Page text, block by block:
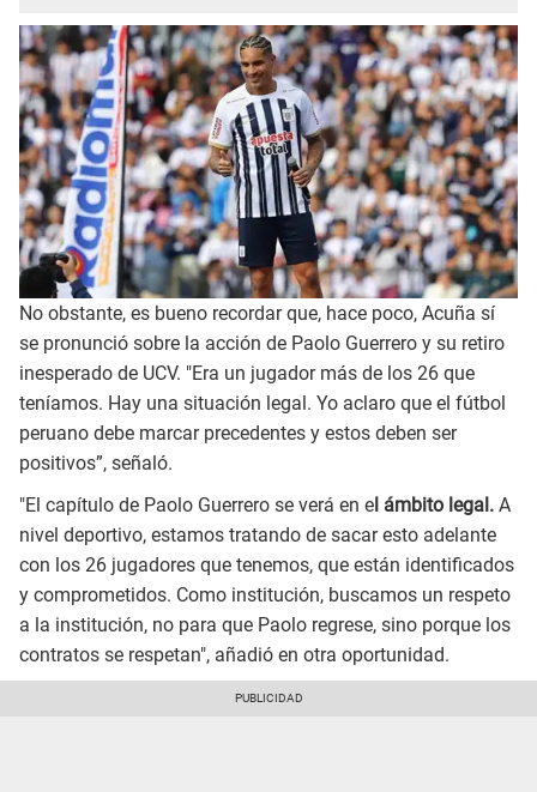
No obstante, es bueno recordar que, hace poco, Acuña sí
se pronunció sobre la acción de Paolo Guerrero y su retiro
inesperado de UCV. "Era un jugador más de los 26 que
teníamos. Hay una situación legal. Yo aclaro que el fútbol
peruano debe marcar precedentes y estos deben ser
positivos”, señaló.
"El capítulo de Paolo Guerrero se verá en el ámbito legal. A
nivel deportivo, estamos tratando de sacar esto adelante
con los 26 jugadores que tenemos, que están identificados
y comprometidos. Como institución, buscamos un respeto
a la institución, no para que Paolo regrese, sino porque los
contratos se respetan", añadió en otra oportunidad.